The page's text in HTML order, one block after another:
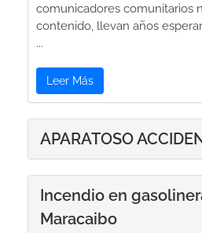
comunicadores comunitarios
contenido, llevan años
...
Leer Más
APARATOSO
Incendio en
Maracaibo